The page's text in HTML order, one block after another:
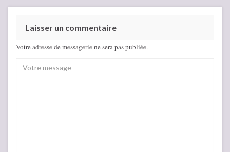
Laisser un commentaire
Votre adresse de messagerie ne sera pas publiée.